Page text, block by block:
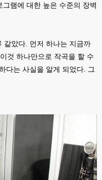
램에 대한 높은 수준의 장벽
같았다. 먼저 하나는 지금까
것 하나만으로 작곡을 할 수
다는 사실을 알게 되었다. 그